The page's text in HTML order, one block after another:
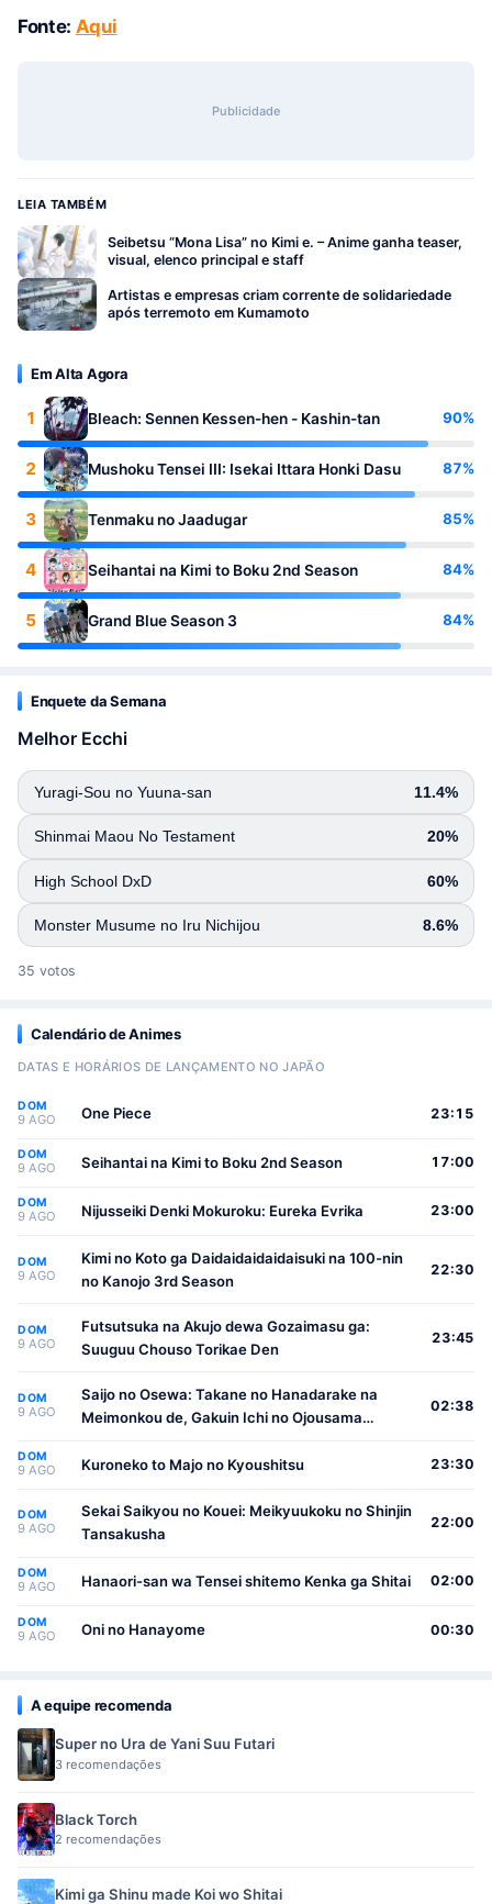
Fonte: Aqui
Publicidade
LEIA TAMBÉM
Seibetsu “Mona Lisa” no Kimi e. – Anime ganha teaser,
visual, elenco principal e staff
Artistas e empresas criam corrente de solidariedade
após terremoto em Kumamoto
Em Alta Agora
1 Bleach: Sennen Kessen-hen - Kashin-tan 90%
2 Mushoku Tensei III: Isekai Ittara Honki Dasu 87%
3 Tenmaku no Jaadugar 85%
4 Seihantai na Kimi to Boku 2nd Season 84%
5 Grand Blue Season 3 84%
Enquete da Semana
Melhor Ecchi
Yuragi-Sou no Yuuna-san 11.4%
Shinmai Maou No Testament 20%
High School DxD 60%
Monster Musume no Iru Nichijou 8.6%
35 votos
Calendário de Animes
DATAS E HORÁRIOS DE LANÇAMENTO NO JAPÃO
DOM
9 AGO One Piece 23:15
DOM
9 AGO Seihantai na Kimi to Boku 2nd Season 17:00
DOM
9 AGO Nijusseiki Denki Mokuroku: Eureka Evrika 23:00
DOM
9 AGO
Kimi no Koto ga Daidaidaidaidaisuki na 100-nin
no Kanojo 3rd Season
22:30
DOM
9 AGO
Futsutsuka na Akujo dewa Gozaimasu ga:
Suuguu Chouso Torikae Den
23:45
DOM
9 AGO
Saijo no Osewa: Takane no Hanadarake na
Meimonkou de, Gakuin Ichi no Ojousama
Osewa suru Koto ni Narimashita
02:38
DOM
9 AGO Kuroneko to Majo no Kyoushitsu 23:30
DOM
9 AGO
Sekai Saikyou no Kouei: Meikyuukoku no Shinjin
Tansakusha
22:00
DOM
9 AGO Hanaori-san wa Tensei shitemo Kenka ga Shitai 02:00
DOM
9 AGO Oni no Hanayome 00:30
A equipe recomenda
Super no Ura de Yani Suu Futari
3 recomendações
Black Torch
2 recomendações
Kimi ga Shinu made Koi wo Shitai